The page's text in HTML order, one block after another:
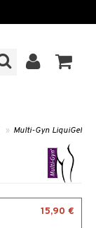
» Multi-Gyn LiquiGel
15,90 €